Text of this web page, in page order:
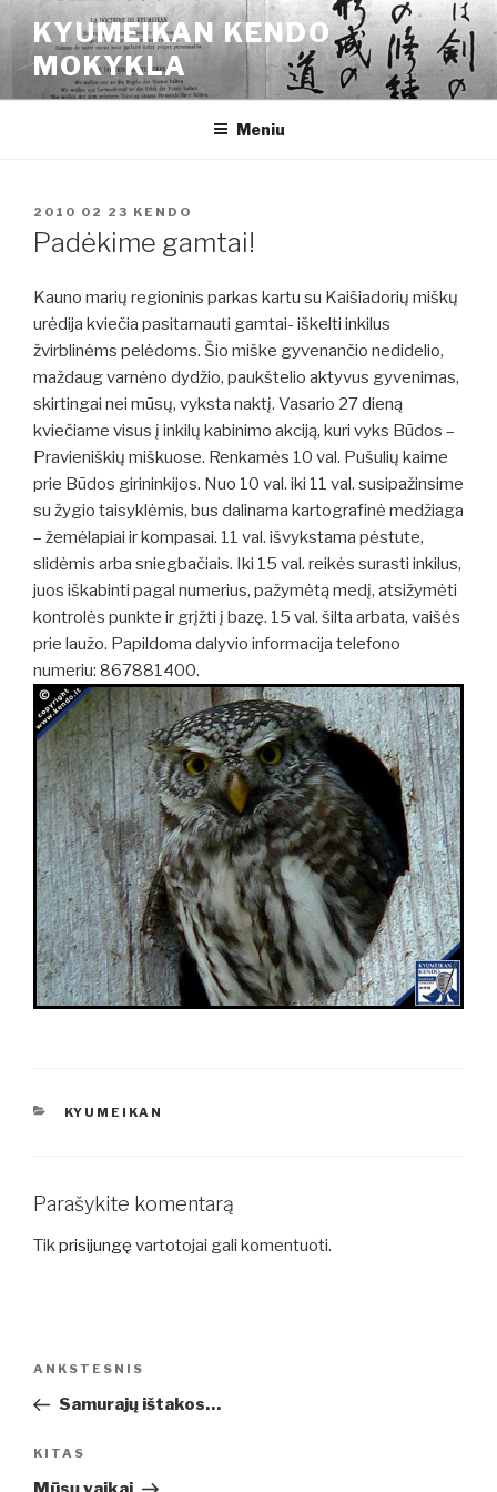
Eiti
prie
turinio
KYUMEIKAN KENDO
MOKYKLA
Meniu
PASKELBTA
2010 02 23 KENDO
Padėkime gamtai!
Kauno marių regioninis parkas kartu su Kaišiadorių miškų
urėdija kviečia pasitarnauti gamtai- iškelti inkilus
žvirblinėms pelėdoms. Šio miške gyvenančio nedidelio,
maždaug varnėno dydžio, paukštelio aktyvus gyvenimas,
skirtingai nei mūsų, vyksta naktį. Vasario 27 dieną
kviečiame visus į inkilų kabinimo akciją, kuri vyks Būdos –
Pravieniškių miškuose. Renkamės 10 val. Pušulių kaime
prie Būdos girininkijos. Nuo 10 val. iki 11 val. susipažinsime
su žygio taisyklėmis, bus dalinama kartografinė medžiaga
– žemėlapiai ir kompasai. 11 val. išvykstama pėstute,
slidėmis arba sniegbačiais. Iki 15 val. reikės surasti inkilus,
juos iškabinti pagal numerius, pažymėtą medį, atsižymėti
kontrolės punkte ir grįžti į bazę. 15 val. šilta arbata, vaišės
prie laužo. Papildoma dalyvio informacija telefono
numeriu: 867881400.
KATEGORIJOS
KYUMEIKAN
Parašykite komentarą
Tikprisijungę vartotojai gali komentuoti.
įrašų
Ankstesnis
įrašas
ANKSTESNIS
Samurajų ištakos…
Kitas
įrašas
KITAS